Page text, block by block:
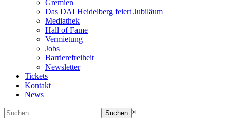
Gremien
Das DAI Heidelberg feiert Jubiläum
Mediathek
Hall of Fame
Vermietung
Jobs
Barrierefreiheit
Newsletter
Tickets
Kontakt
News
Suchen
nach:
×